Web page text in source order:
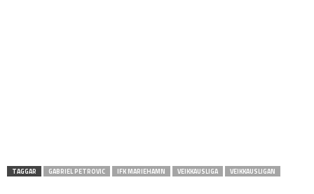
TAGGAR GABRIEL PETROVIC IFK MARIEHAMN VEIKKAUSLIGA VEIKKAUSLIGAN